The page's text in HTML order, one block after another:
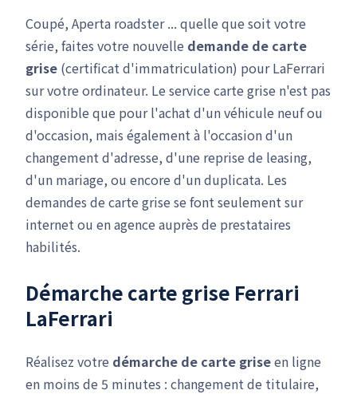
Coupé, Aperta roadster ... quelle que soit votre
série, faites votre nouvelle demande de carte
grise (certificat d'immatriculation) pour LaFerrari
sur votre ordinateur. Le service carte grise n'est pas
disponible que pour l'achat d'un véhicule neuf ou
d'occasion, mais également à l'occasion d'un
changement d'adresse, d'une reprise de leasing,
d'un mariage, ou encore d'un duplicata. Les
demandes de carte grise se font seulement sur
internet ou en agence auprès de prestataires
habilités.
Démarche carte grise Ferrari
LaFerrari
Réalisez votre démarche de carte griseen ligne
en moins de 5 minutes : changement de titulaire,